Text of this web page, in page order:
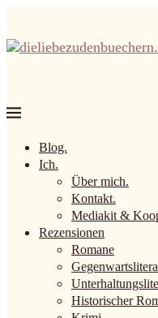
Blog.
Ich.
Über mich.
Kontakt.
Mediakit &
Rezensionen
Romane
Historischer